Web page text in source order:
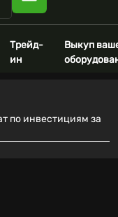
Трейд-
ин
Выкуп
по инвестициям за